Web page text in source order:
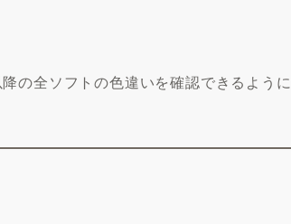
の全ソフトの色違いを確認できるように